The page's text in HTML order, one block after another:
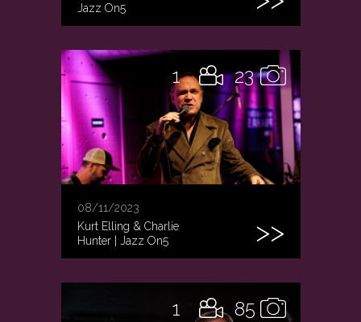
Jazz On5
23
1
08/11/2023
Kurt Elling & Charlie
Hunter | Jazz On5
85
1